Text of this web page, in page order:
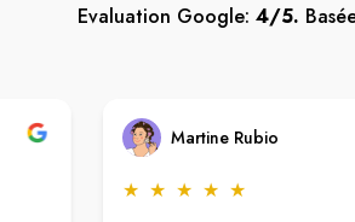
Evaluation Google: 4/5.
Martine Rubio
★ ★ ★ ★ ★